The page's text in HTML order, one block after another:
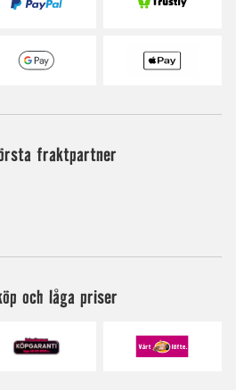
fraktpartner
och låga priser